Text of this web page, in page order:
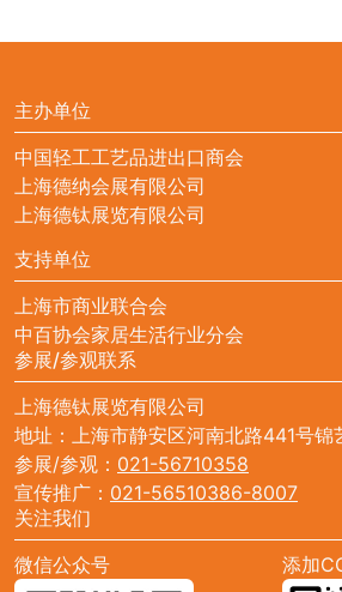
主办单位
中国轻工工艺品进出口商会
上海德纳会展有限公司
上海德钛展览有限公司
支持单位
上海市商业联合会
中百协会家居生活行业分会
参展/参观联系
上海德钛展览有限公司
地址：上海市静安区河南北路441号锦
参展/参观： 021-56710358
宣传推广： 021-56510386-8007
关注我们
微信公众号
添加